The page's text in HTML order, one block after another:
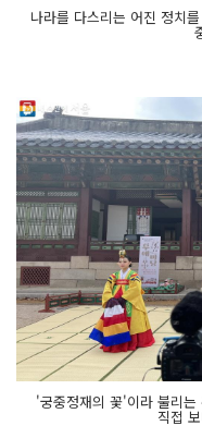
나라를 다스리는 어진 정치
'궁중정재의 꽃'이라 불리
직접